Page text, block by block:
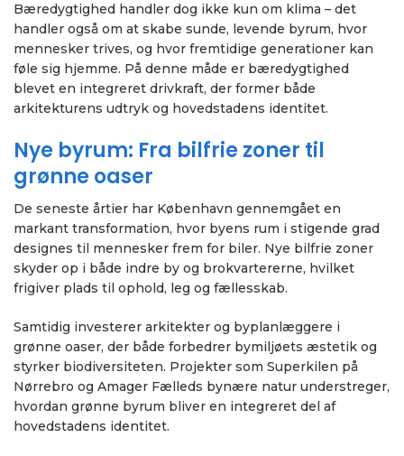
Bæredygtighed handler dog ikke kun om klima – det
handler også om at skabe sunde, levende byrum, hvor
mennesker trives, og hvor fremtidige generationer kan
føle sig hjemme. På denne måde er bæredygtighed
blevet en integreret drivkraft, der former både
arkitekturens udtryk og hovedstadens identitet.
Nye byrum: Fra bilfrie zoner til
grønne oaser
De seneste årtier har København gennemgået en
markant transformation, hvor byens rum i stigende grad
designes til mennesker frem for biler. Nye bilfrie zoner
skyder op i både indre by og brokvartererne, hvilket
frigiver plads til ophold, leg og fællesskab.
Samtidig investerer arkitekter og byplanlæggere i
grønne oaser, der både forbedrer bymiljøets æstetik og
styrker biodiversiteten. Projekter som Superkilen på
Nørrebro og Amager Fælleds bynære natur understreger,
hvordan grønne byrum bliver en integreret del af
hovedstadens identitet.